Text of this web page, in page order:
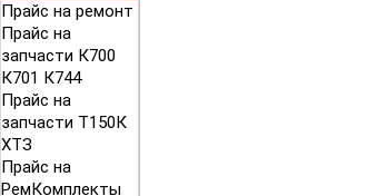
Прайс на ремонт
Прайс на
запчасти К700
К701 К744
Прайс на
запчасти Т150К
ХТЗ
Прайс на
РемКомплекты